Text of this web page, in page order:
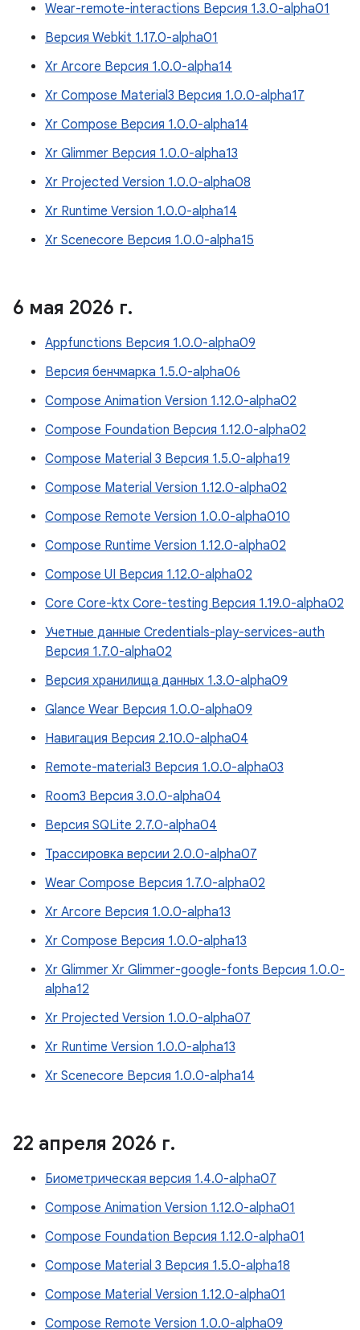
Wear-remote-interactions Версия 1.3.0-alpha01
Версия Webkit 1.17.0-alpha01
Xr Arcore Версия 1.0.0-alpha14
Xr Compose Material3 Версия 1.0.0-alpha17
Xr Compose Версия 1.0.0-alpha14
Xr Glimmer Версия 1.0.0-alpha13
Xr Projected Version 1.0.0-alpha08
Xr Runtime Version 1.0.0-alpha14
Xr Scenecore Версия 1.0.0-alpha15
6 мая 2026 г.
Appfunctions Версия 1.0.0-alpha09
Версия бенчмарка 1.5.0-alpha06
Compose Animation Version 1.12.0-alpha02
Compose Foundation Версия 1.12.0-alpha02
Compose Material 3 Версия 1.5.0-alpha19
Compose Material Version 1.12.0-alpha02
Compose Remote Version 1.0.0-alpha010
Compose Runtime Version 1.12.0-alpha02
Compose UI Версия 1.12.0-alpha02
Core Core-ktx Core-testing Версия 1.19.0-alpha02
Учетные данные Credentials-play-services-auth
Версия 1.7.0-alpha02
Версия хранилища данных 1.3.0-alpha09
Glance Wear Версия 1.0.0-alpha09
Навигация Версия 2.10.0-alpha04
Remote-material3 Версия 1.0.0-alpha03
Room3 Версия 3.0.0-alpha04
Версия SQLite 2.7.0-alpha04
Трассировка версии 2.0.0-alpha07
Wear Compose Версия 1.7.0-alpha02
Xr Arcore Версия 1.0.0-alpha13
Xr Compose Версия 1.0.0-alpha13
Xr Glimmer Xr Glimmer-google-fonts Версия 1.0.0-
alpha12
Xr Projected Version 1.0.0-alpha07
Xr Runtime Version 1.0.0-alpha13
Xr Scenecore Версия 1.0.0-alpha14
22 апреля 2026 г.
Биометрическая версия 1.4.0-alpha07
Compose Animation Version 1.12.0-alpha01
Compose Foundation Версия 1.12.0-alpha01
Compose Material 3 Версия 1.5.0-alpha18
Compose Material Version 1.12.0-alpha01
Compose Remote Version 1.0.0-alpha09